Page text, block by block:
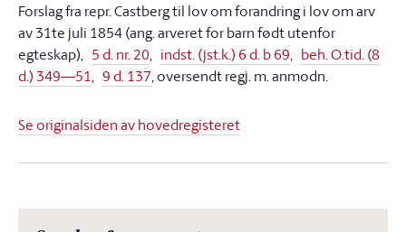
Forslag fra repr. Castberg til lov om forandring i lov om arv
av 31te juli 1854 (ang. arveret for barn født utenfor
egteskap), 5 d. nr. 20, indst. (jst.k.) 6 d. b 69, beh. O.tid. (8
d.) 349—51, 9 d. 137, oversendt regj. m. anmodn.
Se originalsiden av hovedregisteret